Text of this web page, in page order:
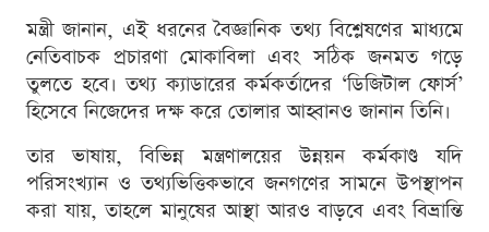
মন্ত্রী জানান, এই ধরনের বৈজ্ঞানিক তথ্য বিশ্লেষণের মাধ্যমে
নেতিবাচক প্রচারণা মোকাবিলা এবং সঠিক জনমত গড়ে
তুলতে হবে। তথ্য ক্যাডারের কর্মকর্তাদের ‘ডিজিটাল ফোর্স’
হিসেবে নিজেদের দক্ষ করে তোলার আহ্বানও জানান তিনি।
তার ভাষায়, বিভিন্ন মন্ত্রণালয়ের উন্নয়ন কর্মকাণ্ড যদি
পরিসংখ্যান ও তথ্যভিত্তিকভাবে জনগণের সামনে উপস্থাপন
করা যায়, তাহলে মানুষের আস্থা আরও বাড়বে এবং বিভ্রান্তি